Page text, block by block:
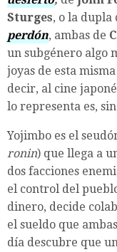
Sturges, o la dupla
perdón, ambas de
un subgénero algo
joyas de esta
decir, al cine
lo representa es,
Yojimbo es el
ronin) que llega a
dos facciones
el control del
dinero, decide
el sueldo que
día descubre que